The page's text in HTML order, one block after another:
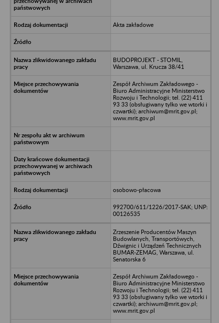
Akta zakładowe
BUDOPROJEKT - STOMIL,
Warszawa, ul. Krucza 38/41
Zespół Archiwum Zakładowego -
Biuro Administracyjne Ministerstwo
Rozwoju i Technologii; tel. (22) 411
93 33 (obsługiwany tylko we wtorki i
czwartki); archiwum@mrit.gov.pl;
www.mrit.gov.pl
osobowo-płacowa
992700/611/1226/2017-SAK; UNP:
00126535
Zrzeszenie Producentów Maszyn
Budowlanych, Transportówych,
Dźwignic i Urządzeń Technicznych
BUMAR-ZEMAG, Warszawa, ul.
Senatorska 6
Zespół Archiwum Zakładowego -
Biuro Administracyjne Ministerstwo
Rozwoju i Technologii; tel. (22) 411
93 33 (obsługiwany tylko we wtorki i
czwartki); archiwum@mrit.gov.pl;
www.mrit.gov.pl